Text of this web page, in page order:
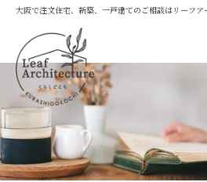
大阪で注文住宅、新築、一戸建てのご相談はリーフア